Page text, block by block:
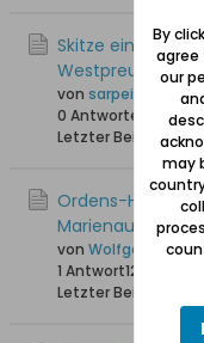
Skitze einer
Westpreußen,
von sarpei
0 Antworten
Letzter Beitrag
Ordens-
Marienau
von Wolfgang
1 Antwort12.942 Hits
Letzter Beitrag
By
agree
our
may